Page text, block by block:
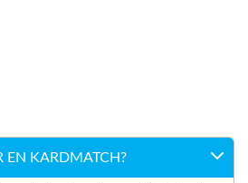
EN KARDMATCH?